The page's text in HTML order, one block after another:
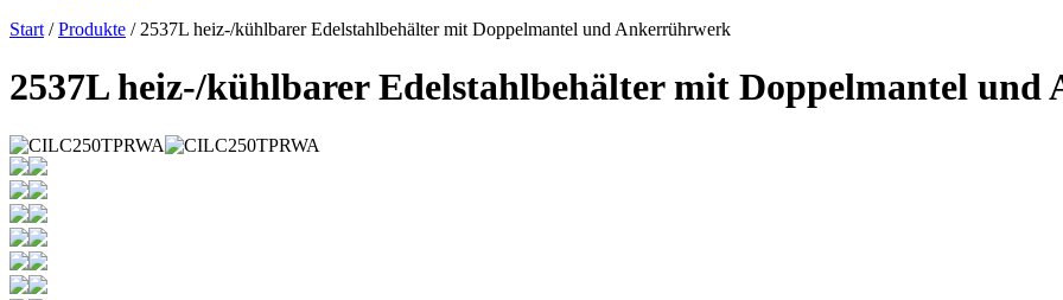
Start /Produkte / 2537L heiz-/kühlbarer Edelstahlbehälter mit Doppelmantel und Ankerrührwerk
2537L heiz-/kühlbarer Edelstahlbehälter mit Doppelmantel